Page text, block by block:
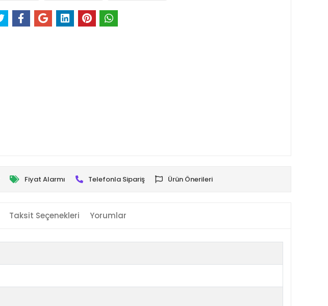
Fiyat Alarmı Telefonla Sipariş Ürün Önerileri
Taksit Seçenekleri Yorumlar